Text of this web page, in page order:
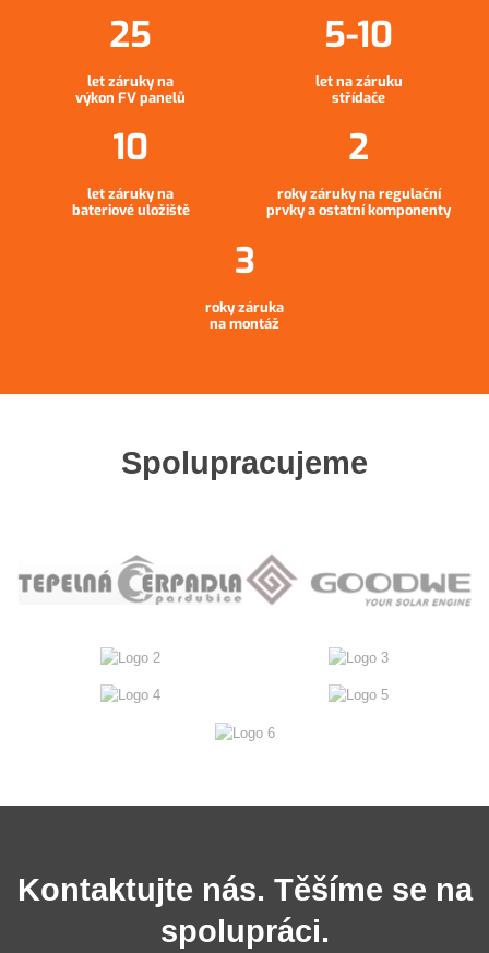
let záruky na
výkon FV panelů
let na záruku
střídače
let záruky na
bateriové uložiště
roky záruky na regulační
prvky a ostatní komponenty
roky záruka
na montáž
Spolupracujeme
Kontaktujte nás. Těšíme se na
spolupráci.